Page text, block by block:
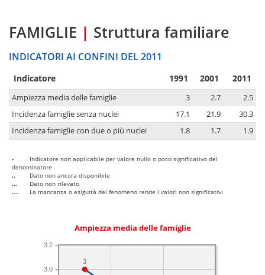
FAMIGLIE | Struttura familiare
INDICATORI AI CONFINI DEL 2011
Indicatore 1991 2001 2011
Ampiezza media delle famiglie 3 2.7
2.5
Incidenza famiglie senza nuclei
17.1 21.9
30.3
Incidenza famiglie con due o più nuclei
1.8 1.7 1.9
-
Indicatore non applicabile per valore nullo o poco significativo del
denominatore
..
Dato non ancora disponibile
...
Dato non rilevato
....
La mancanza o esiguità del fenomeno rende i valori non significativi
Ampiezza media delle famiglie
3.0
3.2
3